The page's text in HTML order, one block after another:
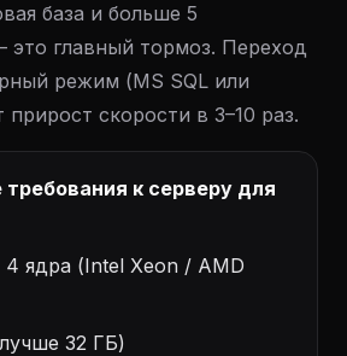
база и больше 5
это главный тормоз. Переход
режим (MS SQL или
прирост скорости в 3–10 раз.
к серверу для
ядра (Intel Xeon / AMD
32 ГБ)